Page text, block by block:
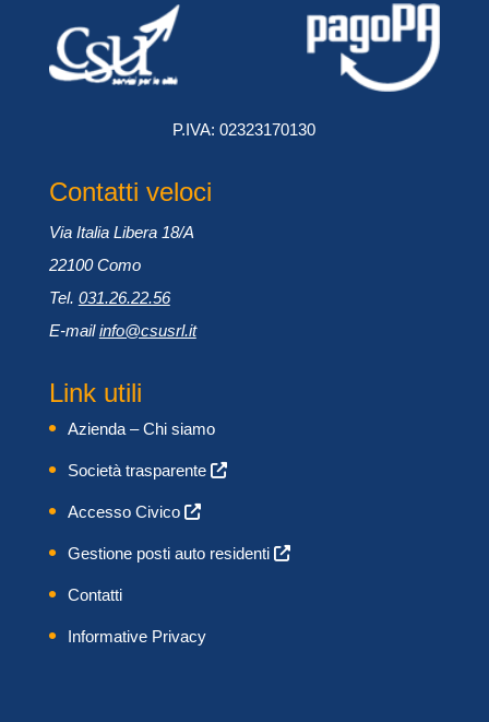
P.IVA: 02323170130
Contatti veloci
Via Italia Libera 18/A
22100 Como
Tel. 031.26.22.56
E-mailinfo@csusrl.it
Link utili
Azienda – Chi siamo
Società trasparente
Accesso Civico
Gestione posti auto residenti
Contatti
Informative Privacy